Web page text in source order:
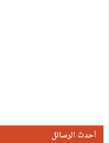
أحدث الرسائل